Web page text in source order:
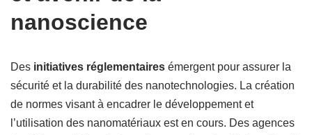
nanoscience
Des initiatives réglementaires émergent pour assurer la
sécurité et la durabilité des nanotechnologies. La création
de normes visant à encadrer le développement et
l’utilisation des nanomatériaux est en cours. Des agences